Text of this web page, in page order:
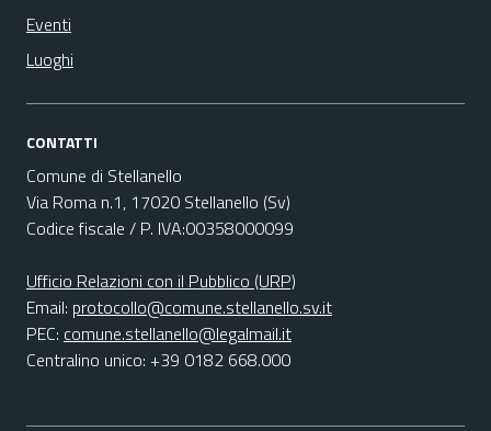
Eventi
Luoghi
CONTATTI
Comune di Stellanello
Via Roma n.1, 17020 Stellanello (Sv)
Codice fiscale / P. IVA:00358000099
Ufficio Relazioni con il Pubblico (URP)
Email: protocollo@comune.stellanello.sv.it
PEC: comune.stellanello@legalmail.it
Centralino unico: +39 0182 668.000